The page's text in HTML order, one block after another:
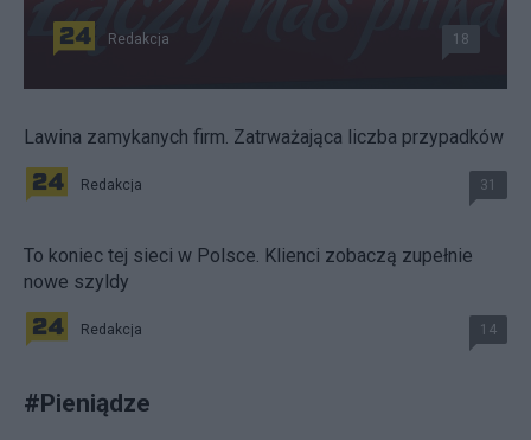
Redakcja 18
Lawina zamykanych firm. Zatrważająca liczba przypadków
Redakcja 31
To koniec tej sieci w Polsce. Klienci zobaczą zupełnie
nowe szyldy
Redakcja 14
#Pieniądze